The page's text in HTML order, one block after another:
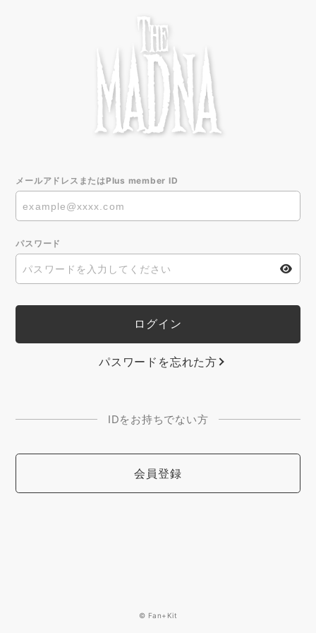
メールアドレスまたはPlus member ID
パスワード
パスワードを忘れた方
IDをお持ちでない方
会員登録
© Fan+Kit